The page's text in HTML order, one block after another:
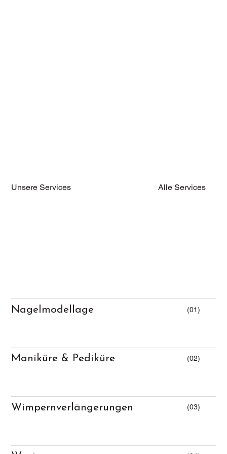
(01)
Nagelmodellage
(02)
Maniküre & Pediküre
(03)
Wimpernverlängerungen
Alle Services
Unsere Services